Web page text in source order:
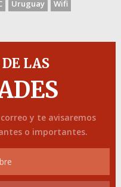
Uruguay Wifi
LAS
y te avisaremos
o importantes.